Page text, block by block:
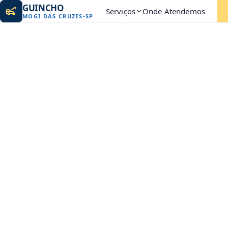
GUINCHO
MOGI DAS CRUZES-SP Serviços Onde Atendemos